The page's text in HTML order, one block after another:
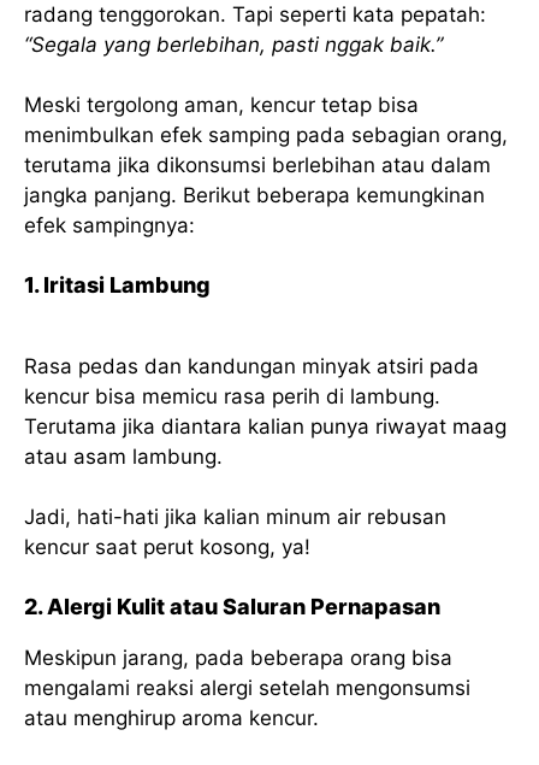
radang tenggorokan. Tapi seperti kata pepatah:
“Segala yang berlebihan, pasti nggak baik.”
Meski tergolong aman, kencur tetap bisa
menimbulkan efek samping pada sebagian orang,
terutama jika dikonsumsi berlebihan atau dalam
jangka panjang. Berikut beberapa kemungkinan
efek sampingnya:
1. Iritasi Lambung
Rasa pedas dan kandungan minyak atsiri pada
kencur bisa memicu rasa perih di lambung.
Terutama jika diantara kalian punya riwayat maag
atau asam lambung.
Jadi, hati-hati jika kalian minum air rebusan
kencur saat perut kosong, ya!
2. Alergi Kulit atau Saluran Pernapasan
Meskipun jarang, pada beberapa orang bisa
mengalami reaksi alergi setelah mengonsumsi
atau menghirup aroma kencur.